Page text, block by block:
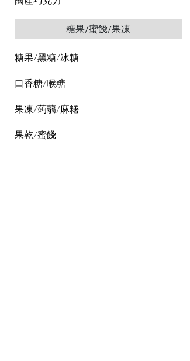
糖果/蜜餞/果凍
糖果/黑糖/冰糖
口香糖/喉糖
果凍/蒟蒻/麻糬
果乾/蜜餞